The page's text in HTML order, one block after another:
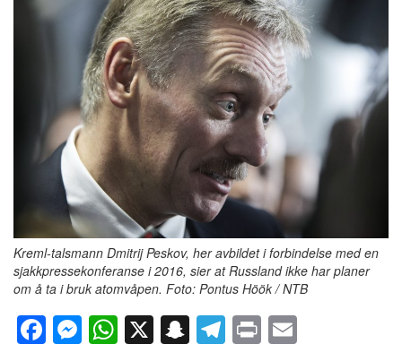
Kreml-talsmann Dmitrij Peskov, her avbildet i forbindelse med en
sjakkpressekonferanse i 2016, sier at Russland ikke har planer
om å ta i bruk atomvåpen. Foto: Pontus Höök / NTB
F
M W X S
T P